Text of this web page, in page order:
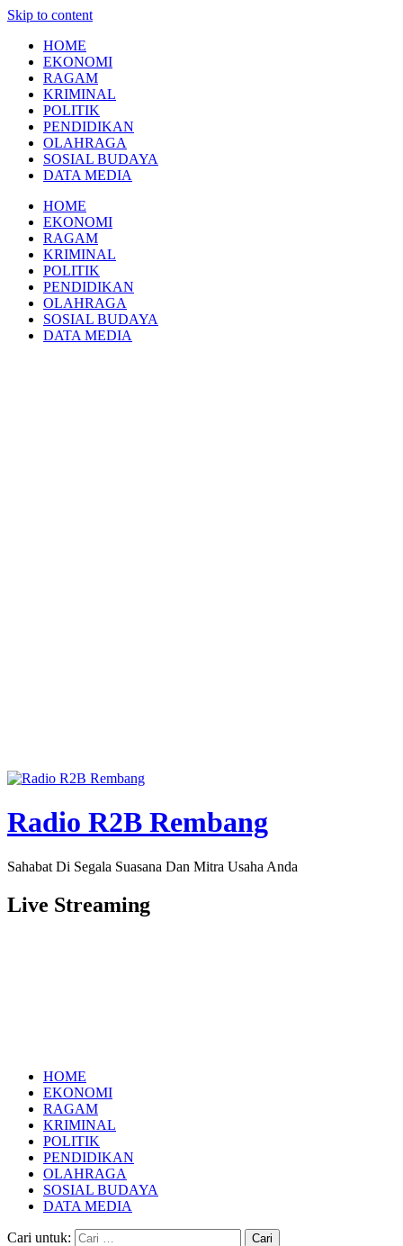
Skip to content
HOME
EKONOMI
RAGAM
KRIMINAL
POLITIK
PENDIDIKAN
OLAHRAGA
SOSIAL BUDAYA
DATA MEDIA
HOME
EKONOMI
RAGAM
KRIMINAL
POLITIK
PENDIDIKAN
OLAHRAGA
SOSIAL BUDAYA
DATA MEDIA
Radio R2B Rembang
Sahabat Di Segala Suasana Dan Mitra Usaha Anda
Live Streaming
HOME
EKONOMI
RAGAM
KRIMINAL
POLITIK
PENDIDIKAN
OLAHRAGA
SOSIAL BUDAYA
DATA MEDIA
Cari untuk: